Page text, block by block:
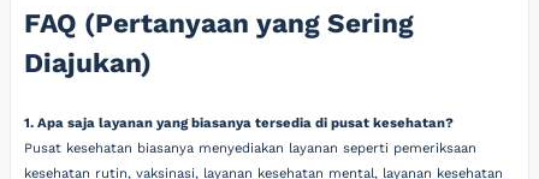
FAQ (Pertanyaan yang Sering
Diajukan)
1. Apa saja layanan yang biasanya tersedia di pusat kesehatan?
Pusat kesehatan biasanya menyediakan layanan seperti pemeriksaan
kesehatan rutin, vaksinasi, layanan kesehatan mental, layanan kesehatan